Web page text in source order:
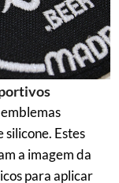
silicone. Estes
a imagem da
para aplicar